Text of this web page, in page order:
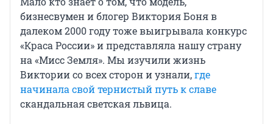
бизнесвумен и блогер Виктория Боня в
далеком 2000 году тоже выигрывала конкурс
«Краса России» и представляла нашу страну
на «Мисс Земля». Мы изучили жизнь
Виктории со всех сторон и узнали,где
начинала свой тернистый путь к славе
скандальная светская львица.